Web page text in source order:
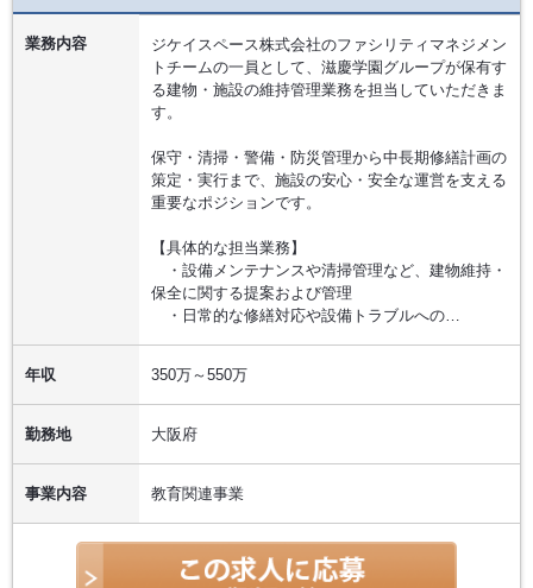
業務内容
ジケイスペース株式会社のファシリティマネジメン
トチームの一員として、滋慶学園グループが保有す
る建物・施設の維持管理業務を担当していただきま
す。
保守・清掃・警備・防災管理から中長期修繕計画の
策定・実行まで、施設の安心・安全な運営を支える
重要なポジションです。
【具体的な担当業務】
・設備メンテナンスや清掃管理など、建物維持・
保全に関する提案および管理
・日常的な修繕対応や設備トラブルへの…
年収 350万～550万
勤務地 大阪府
事業内容 教育関連事業